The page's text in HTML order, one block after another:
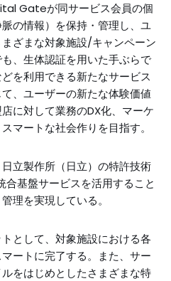
Gateが同サービス会員の個
の情報）を保持・管理し、ユ
ざまな対象施設/キャンペーン
、生体認証を用いた手ぶらで
を利用できる新たなサービス
、ユーザーの新たな体験価値
に対して業務のDX化、マーケ
マートな社会作りを目指す。
立製作所（日立）の特許技術
合基盤サービスを活用すること
理を実現している。
として、対象施設における各
ートに完了する。また、サー
をはじめとしたさまざまな特